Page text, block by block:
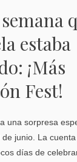
estaba
¡Más
Fest!
una sorpresa
junio. La
días de